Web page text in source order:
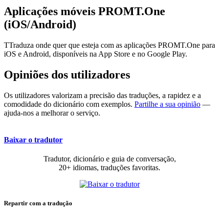
Aplicações móveis PROMT.One
(iOS/Android)
TTraduza onde quer que esteja com as aplicações PROMT.One para
iOS e Android, disponíveis na App Store e no Google Play.
Opiniões dos utilizadores
Os utilizadores valorizam a precisão das traduções, a rapidez e a
comodidade do dicionário com exemplos. Partilhe a sua opinião —
ajuda-nos a melhorar o serviço.
Baixar o tradutor
Tradutor, dicionário e guia de conversação,
20+ idiomas, traduções favoritas.
Repartir com a tradução